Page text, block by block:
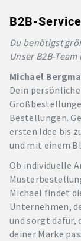
B2B-
Du benötigst
Unser B2B-
Michael
Dein
Bestellungen.
ersten Idee bis
und mit einem
Ob individuelle
Michael findet
Unternehmen,
und sorgt dafür,
deiner Marke